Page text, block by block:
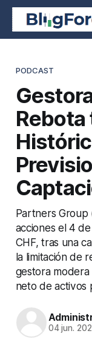
PODCAST
Rebota
Partners Group
acciones el 4
CHF, tras una
la limitación de
gestora
neto de activos
04 jun.